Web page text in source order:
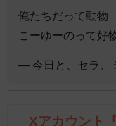
俺たちだって動物
こーゆーのって好
— 今日と、セラ、
Xアカウント